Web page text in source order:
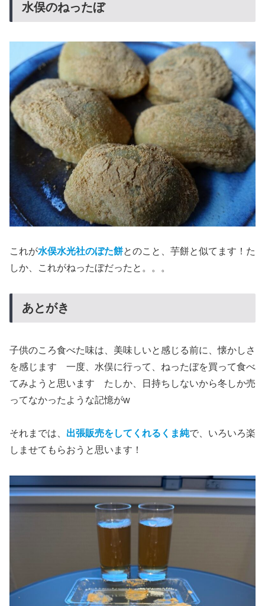
水俣のねったぼ
これが水俣水光社のぼた餅とのこと、芋餅と似てます！た
しか、これがねったぼだったと。。。
あとがき
子供のころ食べた味は、美味しいと感じる前に、懐かしさ
を感じます 一度、水俣に行って、ねったぼを買って食べ
てみようと思います たしか、日持ちしないから冬しか売
ってなかったような記憶がw
それまでは、 出張販売をしてくれるくま純で、いろいろ楽
しませてもらおうと思います！